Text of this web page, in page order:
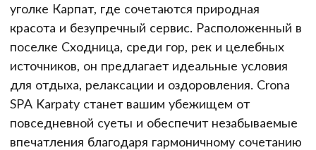
уголке Карпат, где сочетаются природная
красота и безупречный сервис. Расположенный в
поселке Сходница, среди гор, рек и целебных
источников, он предлагает идеальные условия
для отдыха, релаксации и оздоровления. Crona
SPA Karpaty станет вашим убежищем от
повседневной суеты и обеспечит незабываемые
впечатления благодаря гармоничному сочетанию